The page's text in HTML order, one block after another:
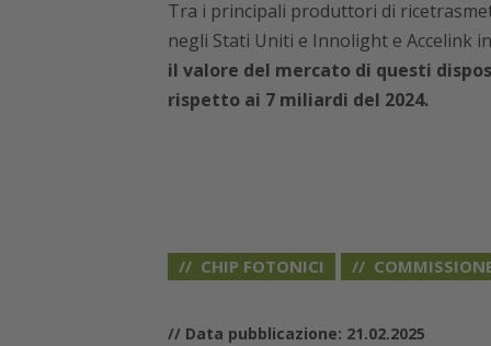
Tra i principali produttori di
negli Stati Uniti e Innolight e Accelink
il valore del mercato di questi
rispetto ai 7 miliardi del 2024.
CHIP FOTONICI
// Data pubblicazione: 21.02.2025